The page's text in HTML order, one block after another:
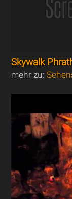
Skywalk
mehr zu: